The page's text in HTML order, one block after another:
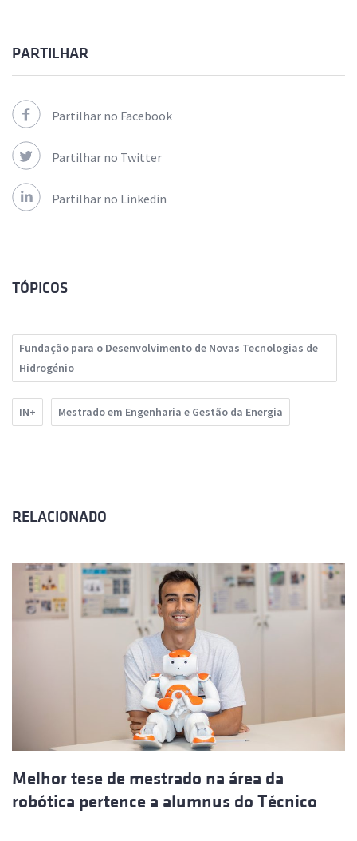
PARTILHAR
Partilhar no Facebook
Partilhar no Twitter
Partilhar no Linkedin
TÓPICOS
Fundação para o Desenvolvimento de Novas Tecnologias de
Hidrogénio
IN+ Mestrado em Engenharia e Gestão da Energia
RELACIONADO
Melhor tese de mestrado na área da
robótica pertence a alumnus do Técnico